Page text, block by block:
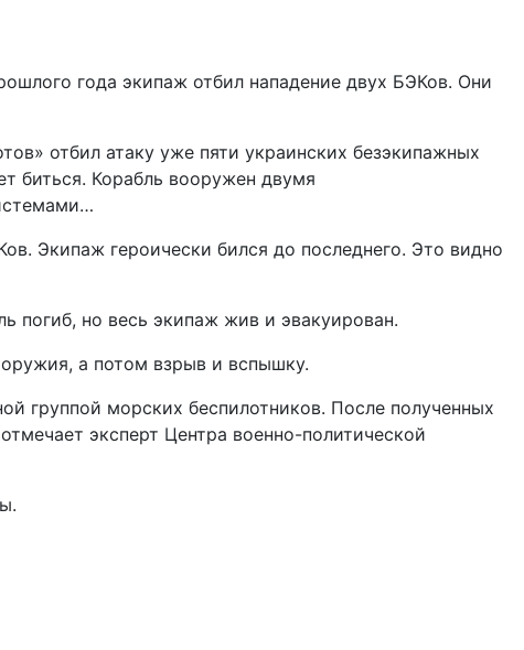
года экипаж отбил нападение двух БЭКов. Они
отбил атаку уже пяти украинских безэкипажных
биться. Корабль вооружен двумя
Экипаж героически бился до последнего. Это видно
погиб, но весь экипаж жив и эвакуирован.
а потом взрыв и вспышку.
группой морских беспилотников. После полученных
эксперт Центра военно-политической